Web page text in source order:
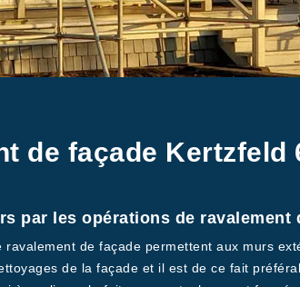
de façade Kertzfeld
par les opérations de ravalement
de façade permettent aux murs
de la façade et il est de ce fait